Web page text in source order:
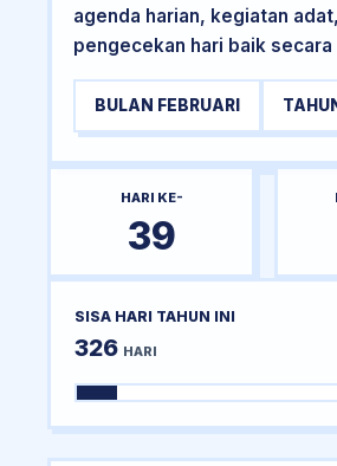
agenda harian, kegiatan
pengecekan hari baik
BULAN FEBRUARI
HARI KE-
39
SISA HARI TAHUN INI
326 HARI